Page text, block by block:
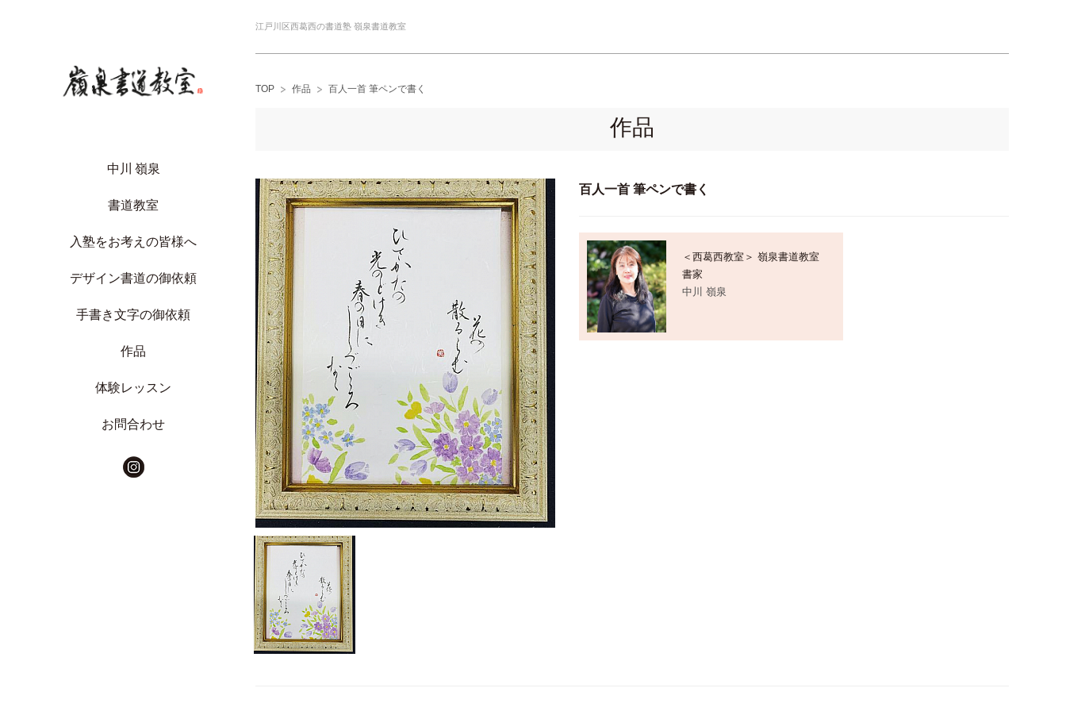
中川 嶺泉
書道教室
入塾をお考えの皆様へ
デザイン書道の御依頼
手書き文字の御依頼
作品
体験レッスン
お問合わせ
江戸川区西葛西の書道塾 嶺泉書道教室
TOP 作品 百人一首 筆ペンで書く
作品
百人一首 筆ペンで書く
＜西葛西教室＞ 嶺泉書道教室
書家
中川 嶺泉